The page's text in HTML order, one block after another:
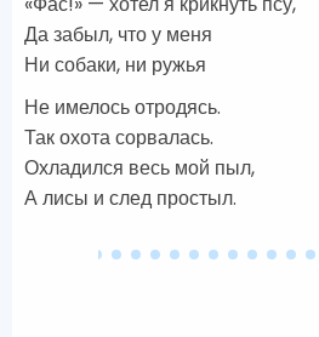
Да забыл, что у меня
Ни собаки, ни ружья
Не имелось отродясь.
Так охота сорвалась.
Охладился весь мой пыл,
А лисы и след простыл.